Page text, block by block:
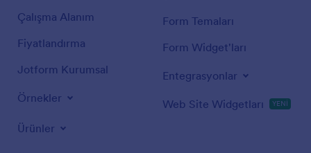
Çalışma Alanım
Fiyatlandırma
Jotform Kurumsal
Örnekler
Ürünler
Form Temaları
Form Widget'ları
Entegrasyonlar
Web Site Widgetları YENİ